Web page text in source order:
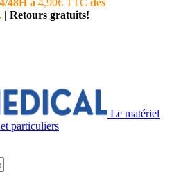
48H à 4,90€ TTC dès
| Retours gratuits!
Le matériel
particuliers